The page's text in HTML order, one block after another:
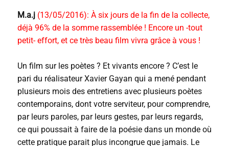
M.a.j (13/05/2016): À six jours de la fin de la collecte,
déjà 96% de la somme rassemblée ! Encore un -tout
petit- effort, et ce très beau film vivra grâce à vous !
Un film sur les poètes ? Et vivants encore ? C’est le
pari du réalisateur Xavier Gayan qui a mené pendant
plusieurs mois des entretiens avec plusieurs poètes
contemporains, dont votre serviteur, pour comprendre,
par leurs paroles, par leurs gestes, par leurs regards,
ce qui poussait à faire de la poésie dans un monde où
cette pratique parait plus incongrue que jamais. Le